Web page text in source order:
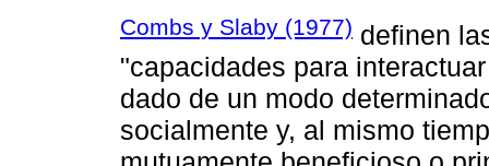
Combs y Slaby (1977) definen
"capacidades para
dado de un modo
socialmente y, al mismo